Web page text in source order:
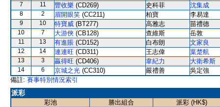
7 11 豐收樂 (CD269) 史科菲 沈集成
8 2 眉開眼笑 (CC211) 柏寶 李易達
9 10 特寶威 (BT277) 高雅志 苗禮德
10 7 大游俠 (CB128) 查維斯 岳敦
11 13 有進賬 (CD152) 白布朗 文家良
12 14 連連旺 (CD311) 王志偉 葉楚航
13 3 贏得旺 (CD406) 韋紀力 大衛希斯
14 6 京城之光 (CC310) 嚴禮善
吳定強
備註: 賽事特別情況索引
派彩
彩池 勝出組合
派彩 (HK$)